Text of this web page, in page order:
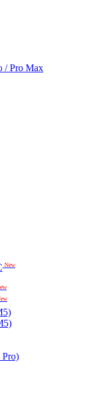
/ Pro Max
New
Pro)